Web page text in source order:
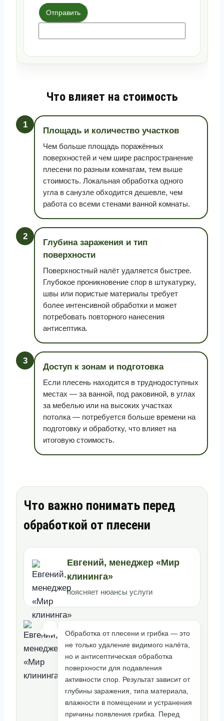
Отправить
Что влияет на стоимость
1
Площадь и количество участков
Чем больше площадь поражённых
поверхностей и чем шире распространение
плесени по разным комнатам, тем выше
стоимость. Локальная обработка одного
угла в санузле обходится дешевле, чем
работа со всеми стенами ванной комнаты.
2
Глубина заражения и тип
поверхности
Поверхностный налёт удаляется быстрее.
Глубокое проникновение спор в штукатурку,
швы или пористые материалы требует
более интенсивной обработки и может
потребовать повторного нанесения
антисептика.
3
Доступ к зонам и подготовка
Если плесень находится в труднодоступных
местах — за ванной, под раковиной, в углах
за мебелью или на высоких участках
потолка — потребуется больше времени на
подготовку и обработку, что влияет на
итоговую стоимость.
Что важно понимать перед
обработкой от плесени
Евгений, менеджер «Мир
клининга»
поясняет нюансы услуги
Обработка от плесени и грибка — это
не только удаление видимого налёта,
но и антисептическая обработка
поверхности для подавления
активности спор. Результат зависит от
глубины заражения, типа материала,
влажности в помещении и устранения
причины появления грибка. Перед